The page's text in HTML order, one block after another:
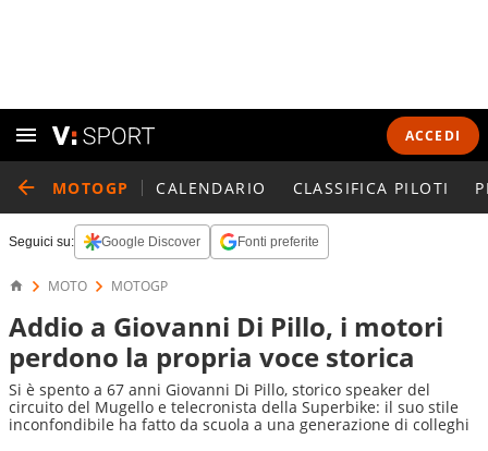
ACCEDI
MOTOGP CALENDARIO CLASSIFICA PILOTI
Seguici su: Google Discover Fonti preferite
MOTO MOTOGP
Addio a Giovanni Di Pillo, i motori
perdono la propria voce storica
Si è spento a 67 anni Giovanni Di Pillo, storico speaker del
circuito del Mugello e telecronista della Superbike: il suo stile
inconfondibile ha fatto da scuola a una generazione di colleghi